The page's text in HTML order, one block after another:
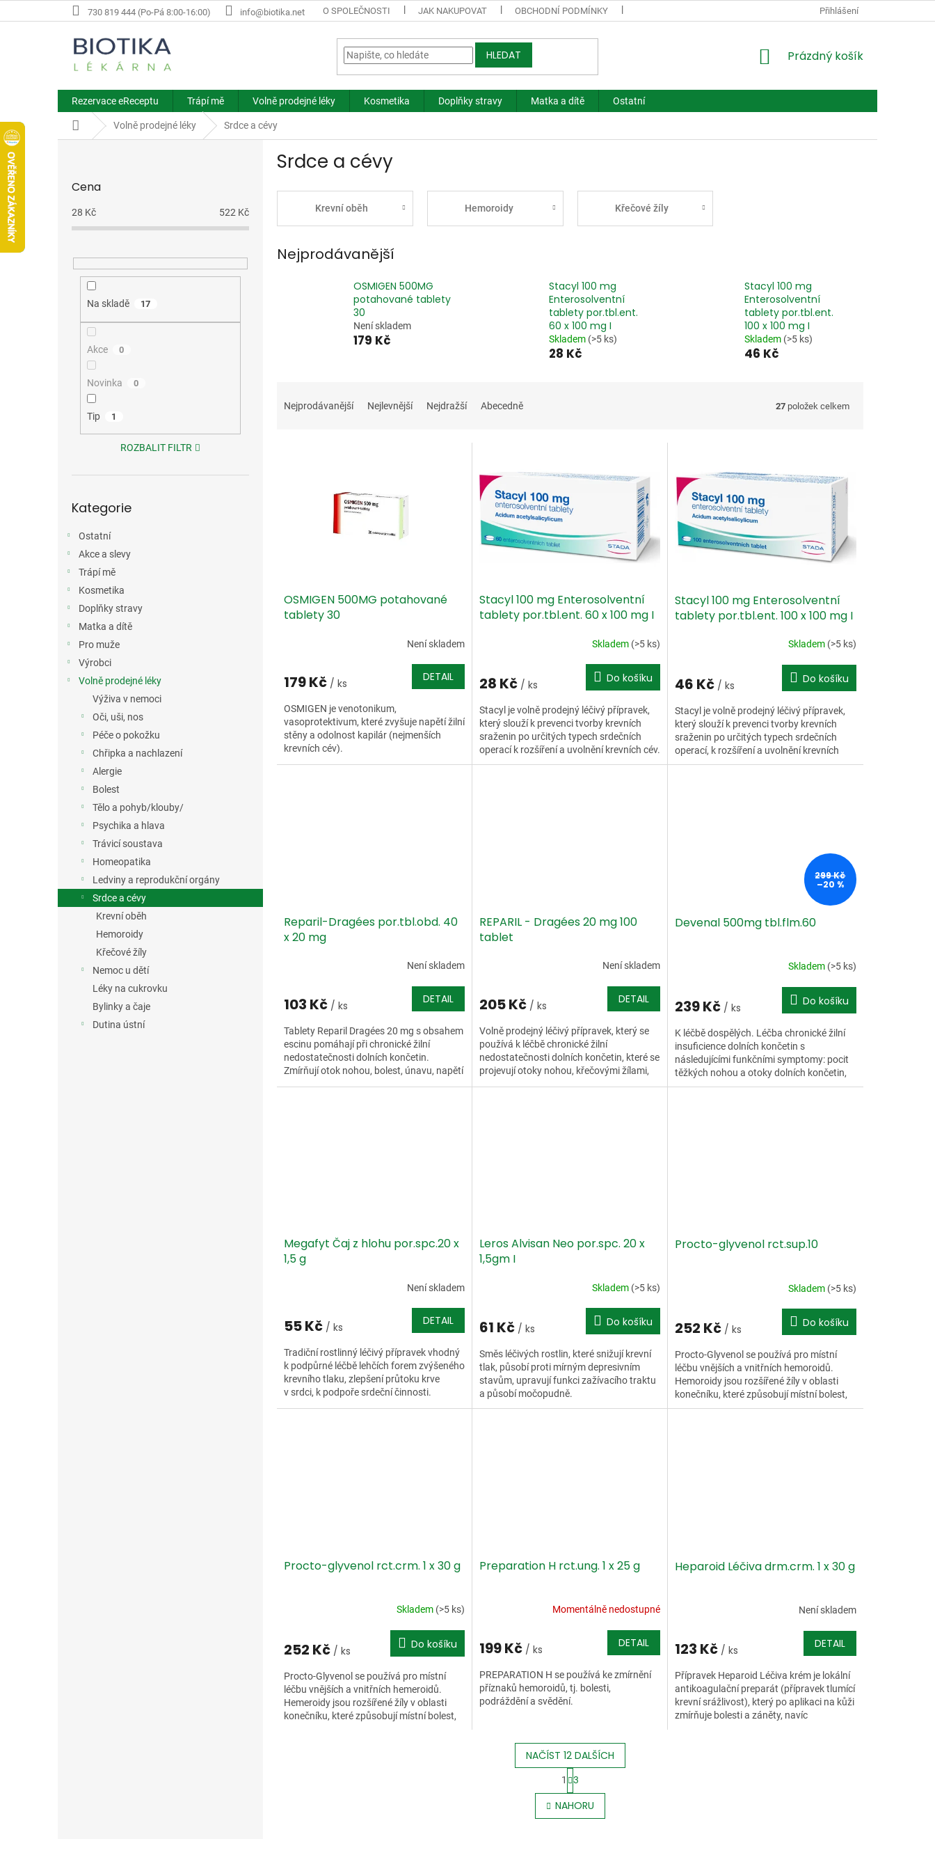
na
730 819 444 (Po-Pá 8:00-16:00) info@biotika.net O SPOLEČNOSTI JAK NAKUPOVAT OBCHODNÍ PODMÍNKY VPOIS
Přihlášení
HLEDAT
NÁKUPNÍ
Prázdný košík
Rezervace eReceptu Trápí mě Volně prodejné léky Kosmetika Doplňky stravy Matka a dítě Ostatní
Domů Volně prodejné léky Srdce a cévy
Cena
28 Kč 522 Kč
Na skladě 17
Akce 0
Novinka 0
Tip 1
ROZBALIT FILTR
kategorie
Kategorie
Ostatní
Akce a slevy
Trápí mě
Kosmetika
Doplňky stravy
Matka a dítě
Pro muže
Výrobci
Volně prodejné léky
Výživa v nemoci
Oči, uši, nos
Péče o pokožku
Chřipka a nachlazení
Alergie
Bolest
Tělo a pohyb/klouby/
Psychika a hlava
Trávicí soustava
Homeopatika
Ledviny a reprodukční orgány
Srdce a cévy
Krevní oběh
Hemoroidy
Křečové žíly
Nemoc u dětí
Léky na cukrovku
Bylinky a čaje
Dutina ústní
Srdce a cévy
Krevní oběh Hemoroidy Křečové žíly
Nejprodávanější
OSMIGEN 500MG
potahované tablety
30
Není skladem
179 Kč
Stacyl 100 mg
Enterosolventní
tablety por.tbl.ent.
60 x 100 mg I
Skladem (>5 ks)
28 Kč
Stacyl 100 mg
Enterosolventní
tablety por.tbl.ent.
100 x 100 mg I
Skladem (>5 ks)
46 Kč
aNejprodávanější Nejlevnější Nejdražší Abecedně 27 položek celkem
OSMIGEN 500MG potahované
tablety 30
Není skladem
179 Kč / ks DETAIL
OSMIGEN je venotonikum,
vasoprotektivum, které zvyšuje napětí žilní
stěny a odolnost kapilár (nejmenších
krevních cév).
Stacyl 100 mg Enterosolventní
tablety por.tbl.ent. 60 x 100 mg I
Skladem (>5 ks)
28 Kč / ks Do košíku
Stacyl je volně prodejný léčivý přípravek,
který slouží k prevenci tvorby krevních
sraženin po určitých typech srdečních
operací k rozšíření a uvolnění krevních cév.
Stacyl 100 mg Enterosolventní
tablety por.tbl.ent. 100 x 100 mg I
Skladem (>5 ks)
46 Kč / ks Do košíku
Stacyl je volně prodejný léčivý přípravek,
který slouží k prevenci tvorby krevních
sraženin po určitých typech srdečních
operací, k rozšíření a uvolnění krevních
cév.
Reparil-Dragées por.tbl.obd. 40
x 20 mg
Není skladem
103 Kč / ks DETAIL
Tablety Reparil Dragées 20 mg s obsahem
escinu pomáhají při chronické žilní
nedostatečnosti dolních končetin.
Zmírňují otok nohou, bolest, únavu, napětí
REPARIL - Dragées 20 mg 100
tablet
Není skladem
205 Kč / ks DETAIL
Volně prodejný léčivý přípravek, který se
používá k léčbě chronické žilní
nedostatečnosti dolních končetin, které se
projevují otoky nohou, křečovými žílami,
299 Kč
–20 %
Devenal 500mg tbl.flm.60
Skladem (>5 ks)
239 Kč / ks Do košíku
K léčbě dospělých. Léčba chronické žilní
insuficience dolních končetin s
následujícími funkčními symptomy: pocit
těžkých nohou a otoky dolních končetin,
bolest, noční křeče...
Megafyt Čaj z hlohu por.spc.20 x
1,5 g
Není skladem
55 Kč / ks DETAIL
Tradiční rostlinný léčivý přípravek vhodný
k podpůrné léčbě lehčích forem zvýšeného
krevního tlaku, zlepšení průtoku krve
v srdci, k podpoře srdeční činnosti.
Leros Alvisan Neo por.spc. 20 x
1,5gm I
Skladem (>5 ks)
61 Kč / ks Do košíku
Směs léčivých rostlin, které snižují krevní
tlak, působí proti mírným depresivním
stavům, upravují funkci zažívacího traktu
a působí močopudně.
Procto-glyvenol rct.sup.10
Skladem (>5 ks)
252 Kč / ks Do košíku
Procto-Glyvenol se používá pro místní
léčbu vnějších a vnitřních hemoroidů.
Hemoroidy jsou rozšířené žíly v oblasti
konečníku, které způsobují místní bolest,
píchání a svěděn
Procto-glyvenol rct.crm. 1 x 30 g
Skladem (>5 ks)
252 Kč / ks Do košíku
Procto-Glyvenol se používá pro místní
léčbu vnějších a vnitřních hemeroidů.
Hemeroidy jsou rozšířené žíly v oblasti
konečníku, které způsobují místní bolest,
Preparation H rct.ung. 1 x 25 g
Momentálně nedostupné
199 Kč / ks DETAIL
PREPARATION H se používá ke zmírnění
příznaků hemoroidů, tj. bolesti,
podráždění a svědění.
Heparoid Léčiva drm.crm. 1 x 30 g
Není skladem
123 Kč / ks DETAIL
Přípravek Heparoid Léčiva krém je lokální
antikoagulační preparát (přípravek tlumící
krevní srážlivost), který po aplikaci na kůži
zmírňuje bolesti a záněty, navíc
O
v
NAČÍST 12 DALŠÍCH
S
t
r
á
n
1 3
NAHORU